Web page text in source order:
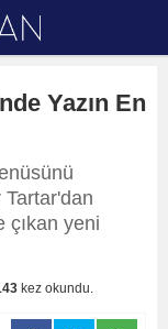
Yazın En
çıkan yeni
kez okundu.